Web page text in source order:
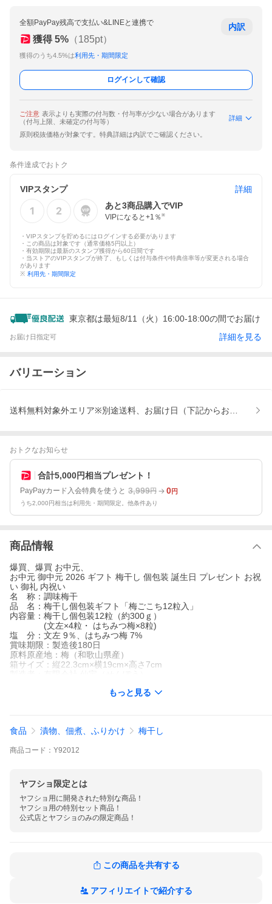
全額PayPay残高で支払い&LINEと連携で
獲得 5% （185pt）
獲得のうち4.5%は利用先・期間限定
内訳
ログインして確認
ご注意 表示よりも実際の付与数・付与率が少ない場合があります
（付与上限、未確定の付与等）
詳細
原則税抜価格が対象です。特典詳細は内訳でご確認ください。
条件達成でおトク
VIPスタンプ
詳細
あと3商品購入でVIP
VIPになると+1 ％ ※
・VIPスタンプを貯めるにはログインする必要があります
・この商品は対象です（通常価格5円以上）
・有効期限は最新のスタンプ獲得から60日間です
・当ストアのVIPスタンプが終了、もしくは付与条件や特典倍率等が変更される場合
があります
※ 利用先・期間限定
東京都は最短8/11（火）16:00-18:00の間でお届け
お届け日指定可 詳細を見る
バリエーション
送料無料対象外エリア※別途送料、お届け日（下記からお選びくだ
おトクなお知らせ
合計5,000円相当プレゼント！
PayPayカード入会特典を使うと 3,999円 0円
うち2,000円相当は利用先・期間限定。他条件あり
商品情報
爆買、爆買 お中元、
お中元 御中元 2026 ギフト 梅干し 個包装 誕生日 プレゼント お祝
い 御礼 内祝い
名 称：調味梅干
品 名：梅干し個包装ギフト「梅ごこち12粒入」
内容量：梅干し個包装12粒（約300ｇ）
(文左×4粒・ はちみつ梅×8粒)
塩 分：文左 9％、はちみつ梅 7%
賞味期限：製造後180日
原料原産地：梅（和歌山県産）
箱サイズ：縦22.3cm×横19cm×高さ7cm
※離島：お届け不可
ご用途
御仏前,御霊前,香典返し,仏事,法事,贈答品,粗品,
おもたせ,手土産,引き出物,景品,お土産,プレゼント,記念品,
御返し,お返し,御見舞,御礼,花以外,味梅,個包装,せんぽう,
50代,60代,70代,80代,食べ物,高級ギフト,贈り物
最高級梅干しギフト 46w
もっと見る
食品 漬物、佃煮、ふりかけ 梅干し
商品 コード： Y92012
ヤフショ限定とは
ヤフショ用に開発された特別な商品！
ヤフショ用の特別セット商品！
公式店とヤフショのみの限定商品！
この商品を共有する
アフィリエイトで紹介する